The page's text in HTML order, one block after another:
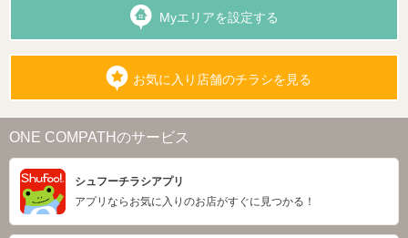
Myエリアを設定する
お気に入り店舗のチラシを見る
ONE COMPATHのサービス
シュフーチラシアプリ
アプリならお気に入りのお店がすぐに見つかる！